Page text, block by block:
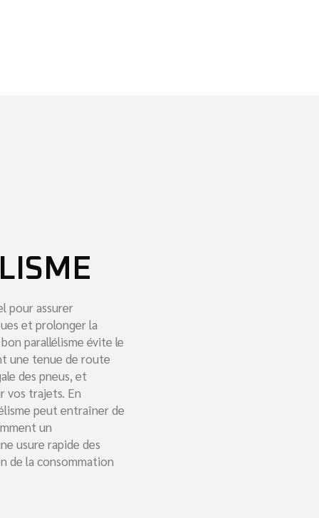
pour assurer
et prolonger la
parallélisme évite le
une tenue de route
des pneus, et
vos trajets. En
peut entraîner de
un
usure rapide des
de la consommation